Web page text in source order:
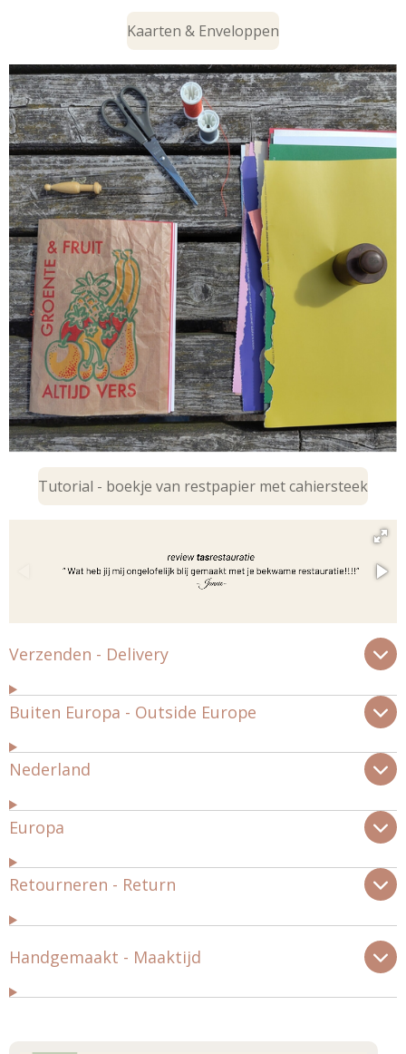
Kaarten & Enveloppen
Tutorial - boekje van restpapier met cahiersteek
Verzenden - Delivery
Buiten Europa - Outside Europe
Nederland
Europa
Retourneren - Return
Handgemaakt - Maaktijd